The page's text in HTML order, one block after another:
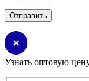
Узнать оптовую